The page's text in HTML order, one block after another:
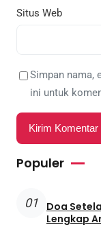
Situs Web
Simpan nama,
ini untuk
Populer
01
Doa
Lengkap